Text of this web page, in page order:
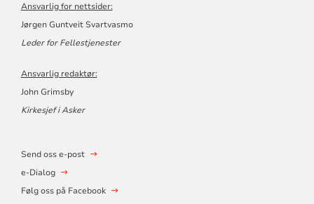
Ansvarlig for nettsider:
Jørgen Guntveit Svartvasmo
Leder for Fellestjenester
Ansvarlig redaktør:
John Grimsby
Kirkesjef i Asker
Send oss e-post
e-Dialog
Følg oss på Facebook